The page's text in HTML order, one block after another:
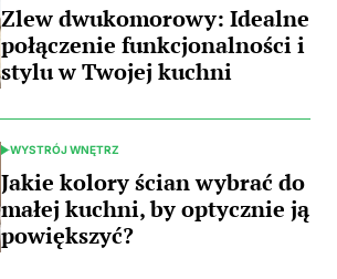
IN
Zlew dwukomorowy: Idealne
połączenie funkcjonalności i
stylu w Twojej kuchni
POSTED
IN
WYSTRÓJ WNĘTRZ
Jakie kolory ścian wybrać do
małej kuchni, by optycznie ją
powiększyć?